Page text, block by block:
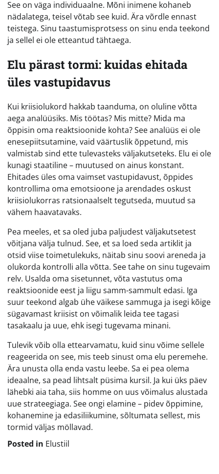
See on väga individuaalne. Mõni inimene kohaneb
nädalatega, teisel võtab see kuid. Ära võrdle ennast
teistega. Sinu taastumisprotsess on sinu enda teekond
ja sellel ei ole etteantud tähtaega.
Elu pärast tormi: kuidas ehitada
üles vastupidavus
Kui kriisiolukord hakkab taanduma, on oluline võtta
aega analüüsiks. Mis töötas? Mis mitte? Mida ma
õppisin oma reaktsioonide kohta? See analüüs ei ole
enesepiitsutamine, vaid väärtuslik õppetund, mis
valmistab sind ette tulevasteks väljakutseteks. Elu ei ole
kunagi staatiline – muutused on ainus konstant.
Ehitades üles oma vaimset vastupidavust, õppides
kontrollima oma emotsioone ja arendades oskust
kriisiolukorras ratsionaalselt tegutseda, muutud sa
vähem haavatavaks.
Pea meeles, et sa oled juba paljudest väljakutsetest
võitjana välja tulnud. See, et sa loed seda artiklit ja
otsid viise toimetulekuks, näitab sinu soovi areneda ja
olukorda kontrolli alla võtta. See tahe on sinu tugevaim
relv. Usalda oma sisetunnet, võta vastutus oma
reaktsioonide eest ja liigu samm-sammult edasi. Iga
suur teekond algab ühe väikese sammuga ja isegi kõige
sügavamast kriisist on võimalik leida tee tagasi
tasakaalu ja uue, ehk isegi tugevama minani.
Tulevik võib olla ettearvamatu, kuid sinu võime sellele
reageerida on see, mis teeb sinust oma elu peremehe.
Ära unusta olla enda vastu leebe. Sa ei pea olema
ideaalne, sa pead lihtsalt püsima kursil. Ja kui üks päev
lähebki aia taha, siis homme on uus võimalus alustada
uue strateegiaga. See ongi elamine – pidev õppimine,
kohanemine ja edasiliikumine, sõltumata sellest, mis
tormid väljas möllavad.
Posted in Elustiil